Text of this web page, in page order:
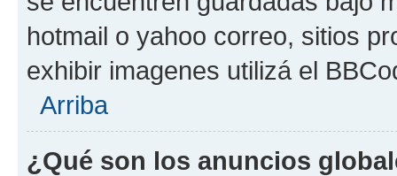
hotmail o yahoo correo, sitios
exhibir imagenes utilizá el
Arriba
¿Qué son los anuncios